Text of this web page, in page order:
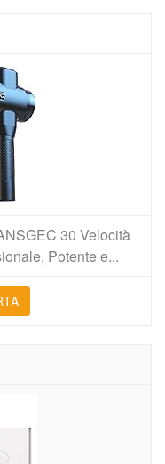
30 Velocità
Potente e...